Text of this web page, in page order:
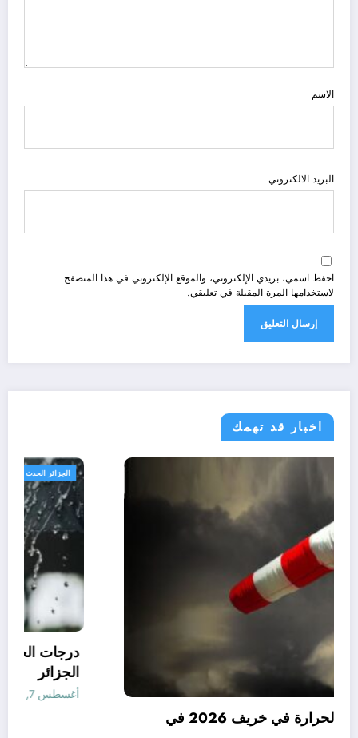
الاسم
البريد الالكتروني
احفظ اسمي، بريدي الإلكتروني، والموقع الإلكتروني في هذا المتصفح
لاستخدامها المرة المقبلة في تعليقي.
اخبار قد تهمك